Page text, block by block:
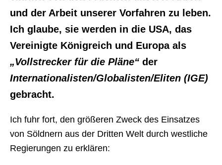
und der Arbeit unserer Vorfahren zu leben.
Ich glaube, sie werden in die USA, das
Vereinigte Königreich und Europa als
„Vollstrecker für die Pläne“ der
Internationalisten/Globalisten/Eliten (IGE)
gebracht.
Ich fuhr fort, den größeren Zweck des Einsatzes
von Söldnern aus der Dritten Welt durch westliche
Regierungen zu erklären: